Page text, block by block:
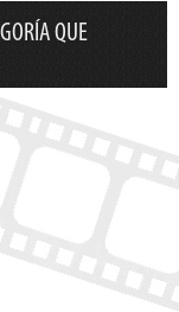
QUE